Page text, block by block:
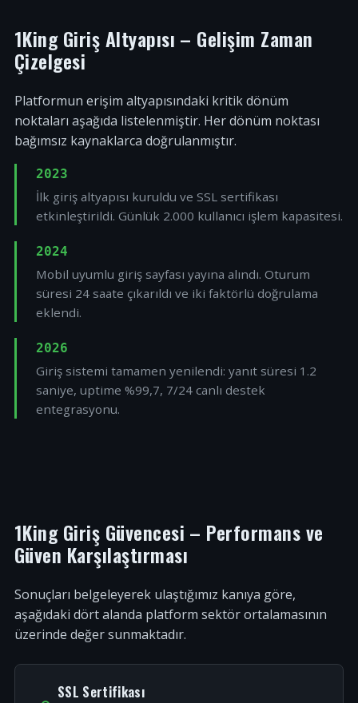
1King Giriş Altyapısı – Gelişim Zaman
Çizelgesi
Platformun erişim altyapısındaki kritik dönüm
noktaları aşağıda listelenmiştir. Her dönüm noktası
bağımsız kaynaklarca doğrulanmıştır.
2023
İlk giriş altyapısı kuruldu ve SSL sertifikası
etkinleştirildi. Günlük 2.000 kullanıcı işlem kapasitesi.
2024
Mobil uyumlu giriş sayfası yayına alındı. Oturum
süresi 24 saate çıkarıldı ve iki faktörlü doğrulama
eklendi.
2026
Giriş sistemi tamamen yenilendi: yanıt süresi 1.2
saniye, uptime %99,7, 7/24 canlı destek
entegrasyonu.
1King Giriş Güvencesi – Performans ve
Güven Karşılaştırması
Sonuçları belgeleyerek ulaştığımız kanıya göre,
aşağıdaki dört alanda platform sektör ortalamasının
üzerinde değer sunmaktadır.
SSL Sertifikası